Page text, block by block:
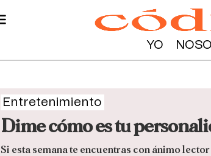
YO
Entretenimiento
Dime cómo es tu
Si esta semana te encuentras con ánimo